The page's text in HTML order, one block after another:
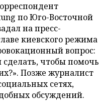
по Юго-Восточной
на пресс-
киевского режима
вопрос:
чтобы помочь
Позже журналист
сетях,
обсуждений.